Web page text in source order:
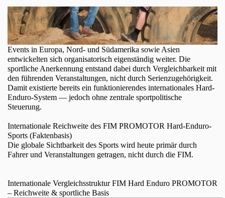
Events in Europa, Nord- und Südamerika sowie Asien
entwickelten sich organisatorisch eigenständig weiter. Die
sportliche Anerkennung entstand dabei durch Vergleichbarkeit mit
den führenden Veranstaltungen, nicht durch Serienzugehörigkeit.
Damit existierte bereits ein funktionierendes internationales Hard-
Enduro-System — jedoch ohne zentrale sportpolitische
Steuerung.
Internationale Reichweite des FIM PROMOTOR Hard-Enduro-
Sports (Faktenbasis)
Die globale Sichtbarkeit des Sports wird heute primär durch
Fahrer und Veranstaltungen getragen, nicht durch die FIM.
Internationale Vergleichsstruktur FIM Hard Enduro PROMOTOR
– Reichweite & sportliche Basis